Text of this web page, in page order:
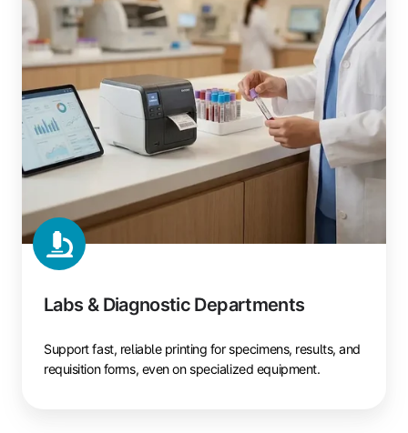
Labs & Diagnostic Departments
Support fast, reliable printing for specimens, results, and
requisition forms, even on specialized equipment.